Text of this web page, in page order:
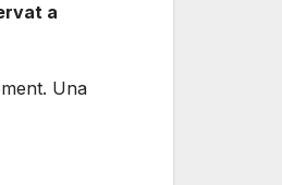
a
Una